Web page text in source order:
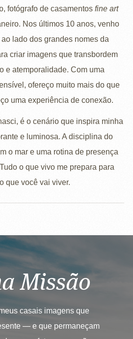
fotógrafo de casamentosfine art
Nos últimos 10 anos, venho
lado dos grandes nomes da
criar imagens que transbordem
e atemporalidade. Com uma
ofereço muito mais do que
uma experiência de conexão.
é o cenário que inspira minha
e luminosa. A disciplina do
o mar e uma rotina de presença
o que vivo me prepara para
que você vai viver.
Missão
casais imagens que
— e que permaneçam